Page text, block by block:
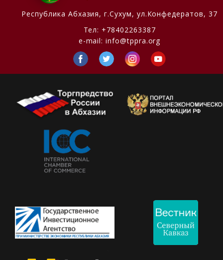
Республика Абхазия, г.Сухум, ул.Конфедератов, 37
Тел: +78402263387
e-mail:info@tppra.org